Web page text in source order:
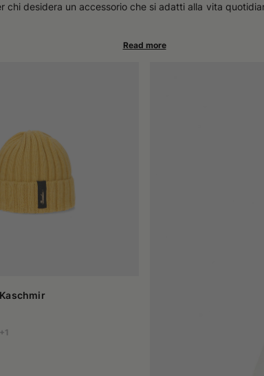
desidera un accessorio che si adatti alla vita
nei copricapi di lana. I modelli pensati per le stagioni
senza difficoltà con giacche leggere o cappotti
A prescindere dall'occasione, questi
al solo periodo invernale. Versioni più leggere
scegliere un modello essenziale permette di avere un
per le mezze stagioni, inserire un berretto nel
mentre i berretti tradizionali possono offrire
di creatività nella scelta del proprio look.
+1